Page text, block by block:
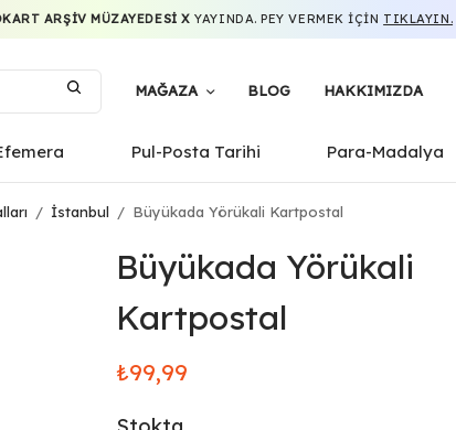
ARŞIV MÜZAYEDESI X YAYINDA. PEY VERMEK IÇIN TIKLAYIN.
MAĞAZA BLOG HAKKIMIZDA
Pul-Posta Tarihi Para-Madalya
/ İstanbul / Büyükada Yörükali Kartpostal
Büyükada Yörükali
Kartpostal
₺99,99